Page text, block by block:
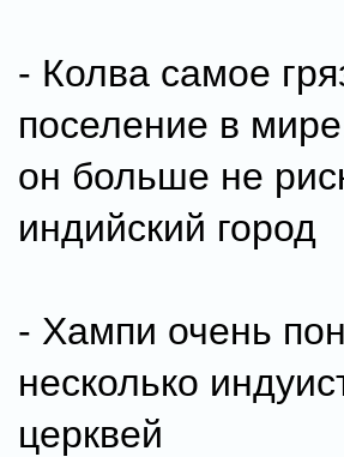
- Колва самое
поселение в
он больше не
индийский город
- Хампи очень
несколько
церквей